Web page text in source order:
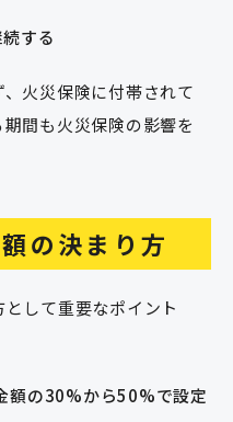
する
火災保険に付帯されて
間も火災保険の影響を
の決まり方
して重要なポイント
額の30%から50%で設定